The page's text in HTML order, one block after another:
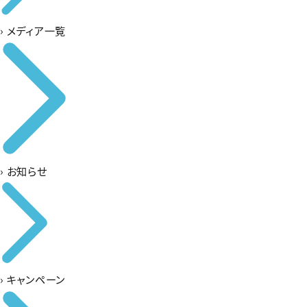
› メディア一覧
› お知らせ
› キャンペーン